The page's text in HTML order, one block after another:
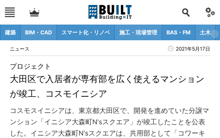
建築 BIM・CAD スマート化・リノベ 施工・現場管理 BAS・FM 土木
ニュース 2021年5月17日
大田区で入居者が専有部を広く使えるマンション
が竣工、コスモイニシア
プロジェクト
コスモスイニシアは、東京都大田区で、開発を進めていた分譲マ
ンション「イニシア大森町N'sスクエア」が竣工したことを公表
した。イニシア大森町N'sスクエアは、共用部として「コワーキ